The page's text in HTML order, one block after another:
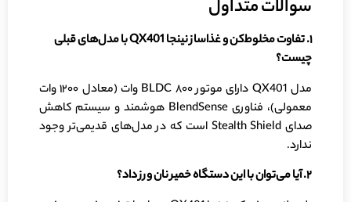
سوالات متداول
۱.تفاوت مخلوط‌کن و غذاساز نینجا
با مدل‌های قبلی
چیست؟
مدل QX401 دارای موتور BLDC ۸۰۰ وات (معادل ۱۲۰۰ وات
معمولی)، فناوری BlendSense هوشمند و سیستم کاهش
صدای Stealth Shield است که در مدل‌های قدیمی‌تر وجود
ندارد.
۲.آیا می‌توان با این دستگاه خمیر نان ورز داد؟